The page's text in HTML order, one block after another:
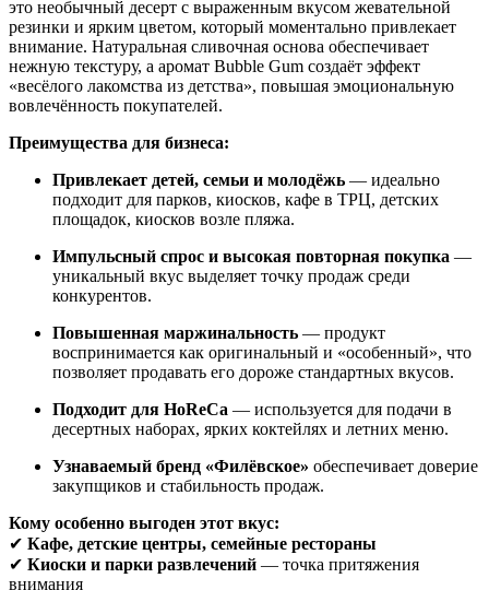
это необычный десерт с выраженным вкусом жевательной
резинки и ярким цветом, который моментально привлекает
внимание. Натуральная сливочная основа обеспечивает
нежную текстуру, а аромат Bubble Gum создаёт эффект
«весёлого лакомства из детства», повышая эмоциональную
вовлечённость покупателей.
Преимущества для бизнеса:
Привлекает детей, семьи и молодёжь — идеально
подходит для парков, киосков, кафе в ТРЦ, детских
площадок, киосков возле пляжа.
Импульсный спрос и высокая повторная покупка —
уникальный вкус выделяет точку продаж среди
конкурентов.
Повышенная маржинальность — продукт
воспринимается как оригинальный и «особенный», что
позволяет продавать его дороже стандартных вкусов.
Подходит для HoReCa — используется для подачи в
десертных наборах, ярких коктейлях и летних меню.
Узнаваемый бренд «Филёвское» обеспечивает доверие
закупщиков и стабильность продаж.
Кому особенно выгоден этот вкус:
✔ Кафе, детские центры, семейные рестораны
✔ Киоски и парки развлечений — точка притяжения
внимания